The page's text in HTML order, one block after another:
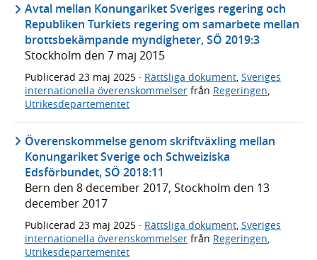
Avtal mellan Konungariket Sveriges regering och
Republiken Turkiets regering om samarbete mellan
brottsbekämpande myndigheter, SÖ 2019:3
Stockholm den 7 maj 2015
Publicerad 23 maj 2025 · Rättsliga dokument, Sveriges
internationella överenskommelser från Regeringen,
Utrikesdepartementet
Överenskommelse genom skriftväxling mellan
Konungariket Sverige och Schweiziska
Edsförbundet, SÖ 2018:11
Bern den 8 december 2017, Stockholm den 13
december 2017
Publicerad 23 maj 2025 · Rättsliga dokument, Sveriges
internationella överenskommelser från Regeringen,
Utrikesdepartementet